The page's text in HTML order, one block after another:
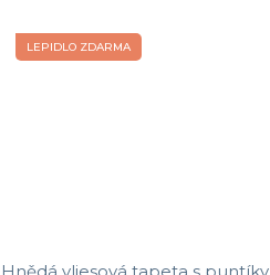
LEPIDLO ZDARMA